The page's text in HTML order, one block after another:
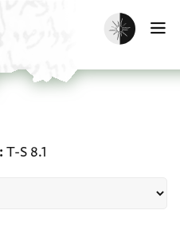
Enable dark
T-S 8.1